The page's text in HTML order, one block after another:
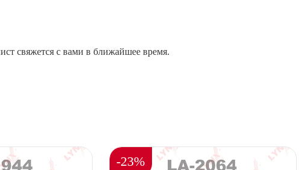
свяжется с вами в ближайшее время.
-23%